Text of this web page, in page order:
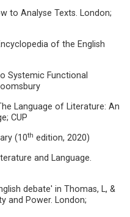
to Analyse Texts. London;
of the English
Systemic Functional
Language of Literature: An
CUP
(10th edition, 2020)
and Language.
debate' in Thomas, L, &
and Power. London;